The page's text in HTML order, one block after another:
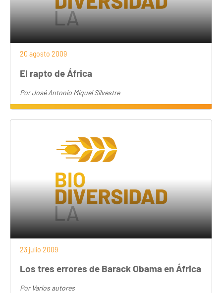
20 agosto 2009
El rapto de África
PorJosé Antonio Miquel Silvestre
23 julio 2009
Los tres errores de Barack Obama en África
Por Varios autores